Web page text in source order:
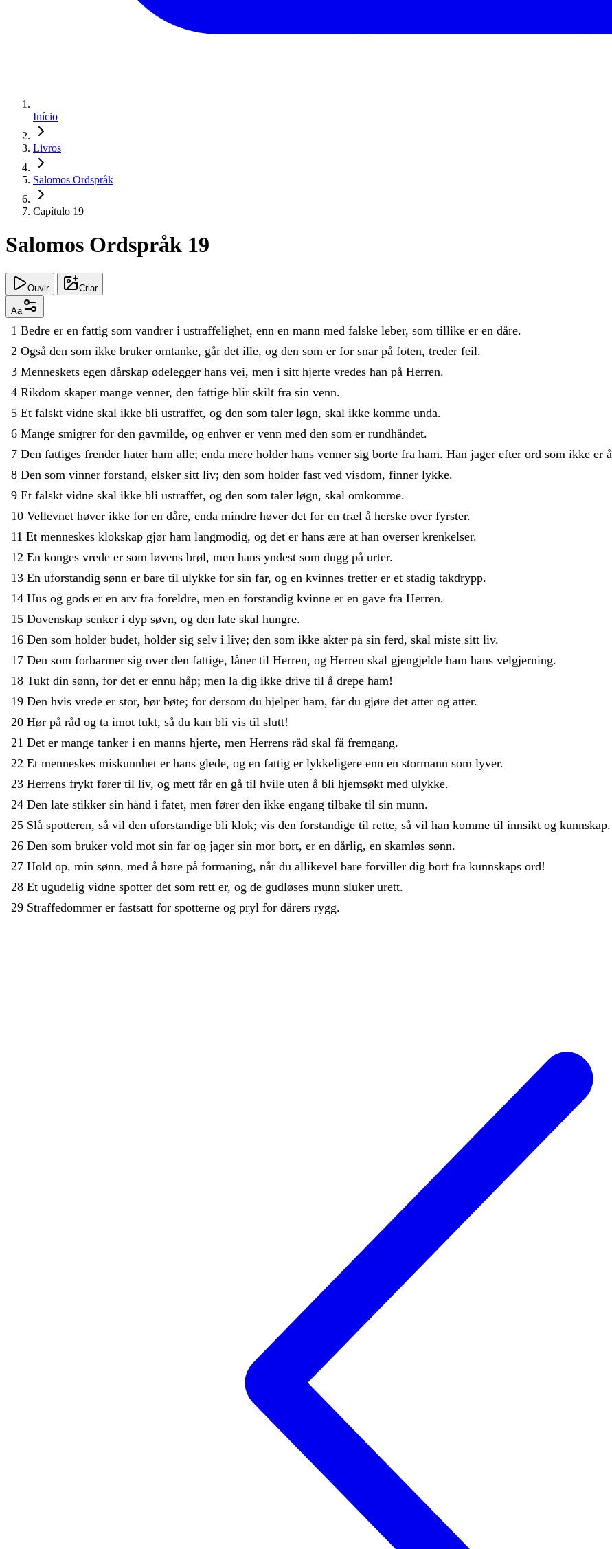
Início
Livros
Salomos Ordspråk
Capítulo 19
Salomos Ordspråk 19
Ouvir Criar
Aa
1 Bedre er en fattig som vandrer i ustraffelighet, enn en mann med falske leber, som tillike er en dåre.
2 Også den som ikke bruker omtanke, går det ille, og den som er for snar på foten, treder feil.
3 Menneskets egen dårskap ødelegger hans vei, men i sitt hjerte vredes han på Herren.
4 Rikdom skaper mange venner, den fattige blir skilt fra sin venn.
5 Et falskt vidne skal ikke bli ustraffet, og den som taler løgn, skal ikke komme unda.
6 Mange smigrer for den gavmilde, og enhver er venn med den som er rundhåndet.
7 Den fattiges frender hater ham alle; enda mere holder hans venner sig borte fra ham. Han jager efter ord som ikke er å
8 Den som vinner forstand, elsker sitt liv; den som holder fast ved visdom, finner lykke.
9 Et falskt vidne skal ikke bli ustraffet, og den som taler løgn, skal omkomme.
10 Vellevnet høver ikke for en dåre, enda mindre høver det for en træl å herske over fyrster.
11 Et menneskes klokskap gjør ham langmodig, og det er hans ære at han overser krenkelser.
12 En konges vrede er som løvens brøl, men hans yndest som dugg på urter.
13 En uforstandig sønn er bare til ulykke for sin far, og en kvinnes tretter er et stadig takdrypp.
14 Hus og gods er en arv fra foreldre, men en forstandig kvinne er en gave fra Herren.
15 Dovenskap senker i dyp søvn, og den late skal hungre.
16 Den som holder budet, holder sig selv i live; den som ikke akter på sin ferd, skal miste sitt liv.
17 Den som forbarmer sig over den fattige, låner til Herren, og Herren skal gjengjelde ham hans velgjerning.
18 Tukt din sønn, for det er ennu håp; men la dig ikke drive til å drepe ham!
19 Den hvis vrede er stor, bør bøte; for dersom du hjelper ham, får du gjøre det atter og atter.
20 Hør på råd og ta imot tukt, så du kan bli vis til slutt!
21 Det er mange tanker i en manns hjerte, men Herrens råd skal få fremgang.
22 Et menneskes miskunnhet er hans glede, og en fattig er lykkeligere enn en stormann som lyver.
23 Herrens frykt fører til liv, og mett får en gå til hvile uten å bli hjemsøkt med ulykke.
24 Den late stikker sin hånd i fatet, men fører den ikke engang tilbake til sin munn.
25 Slå spotteren, så vil den uforstandige bli klok; vis den forstandige til rette, så vil han komme til innsikt og kunnskap.
26 Den som bruker vold mot sin far og jager sin mor bort, er en dårlig, en skamløs sønn.
27 Hold op, min sønn, med å høre på formaning, når du allikevel bare forviller dig bort fra kunnskaps ord!
28 Et ugudelig vidne spotter det som rett er, og de gudløses munn sluker urett.
29 Straffedommer er fastsatt for spotterne og pryl for dårers rygg.